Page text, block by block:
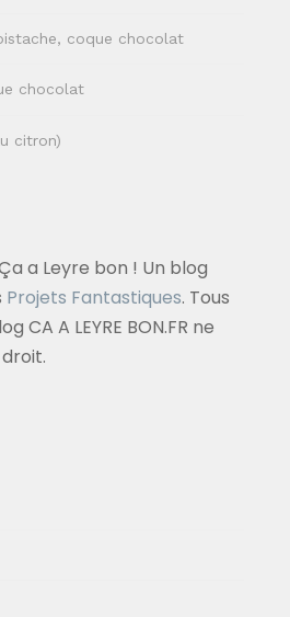
coque chocolat
chocolat
citron)
a Leyre bon ! Un blog
Projets Fantastiques. Tous
CA A LEYRE BON.FR ne